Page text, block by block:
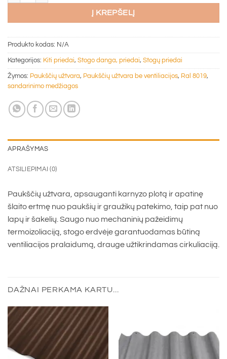
Į KREPŠELĮ
Produkto kodas: N/A
Kategorijos: Kiti priedai, Stogo danga, priedai, Stogų priedai
Žymos: Paukščių užtvara, Paukščių užtvara be ventiliacijos, Ral 8019,
sandarinimo medžiagos
APRAŠYMAS
ATSILIEPIMAI (0)
Paukščių užtvara, apsauganti karnyzo plotą ir apatinę
šlaito ertmę nuo paukšių ir graužikų patekimo, taip pat nuo
lapų ir šakelių. Saugo nuo mechaninių pažeidimų
termoizoliaciją, stogo erdvėje garantuodamas būtiną
ventiliacijos pralaidumą, drauge užtikrindamas cirkuliaciją.
DAŽNAI PERKAMA KARTU...